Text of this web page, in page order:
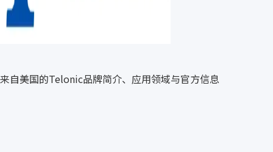
来自美国的Telonic品牌简介、应用领域与官方信息